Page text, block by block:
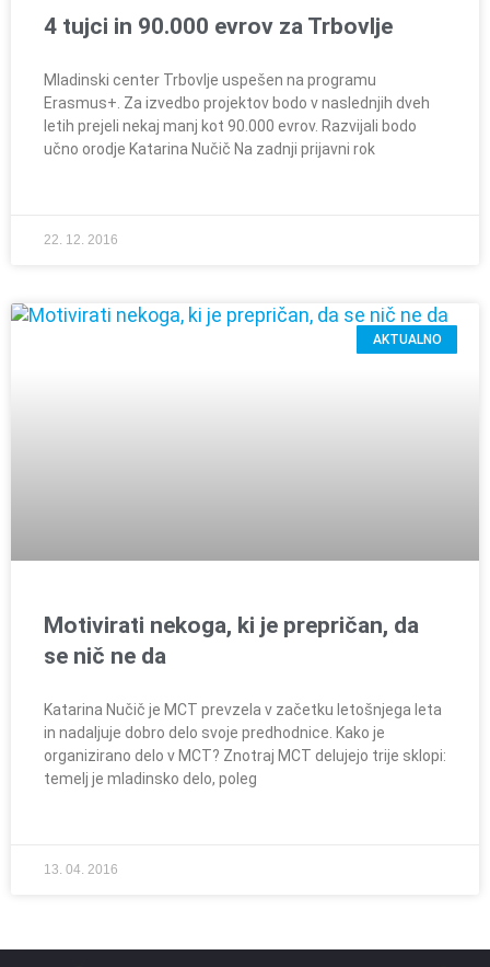
4 tujci in 90.000 evrov za Trbovlje
Mladinski center Trbovlje uspešen na programu
Erasmus+. Za izvedbo projektov bodo v naslednjih dveh
letih prejeli nekaj manj kot 90.000 evrov. Razvijali bodo
učno orodje Katarina Nučič Na zadnji prijavni rok
22. 12. 2016
AKTUALNO
Motivirati nekoga, ki je prepričan, da
se nič ne da
Katarina Nučič je MCT prevzela v začetku letošnjega leta
in nadaljuje dobro delo svoje predhodnice. Kako je
organizirano delo v MCT? Znotraj MCT delujejo trije sklopi:
temelj je mladinsko delo, poleg
13. 04. 2016